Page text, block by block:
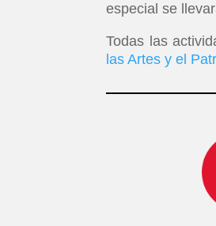
especial se
Todas las
las Artes y el